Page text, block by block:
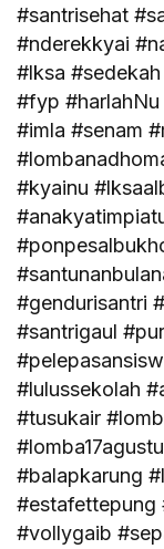
#santrisehat
#nderekkyai
#lksa
#fyp #harlahNu
#imla #senam
#kyainu
#gendurisantri
#santrigaul
#lulussekolah
#tusukair
#balapkarung
#estafettepung
#vollygaib